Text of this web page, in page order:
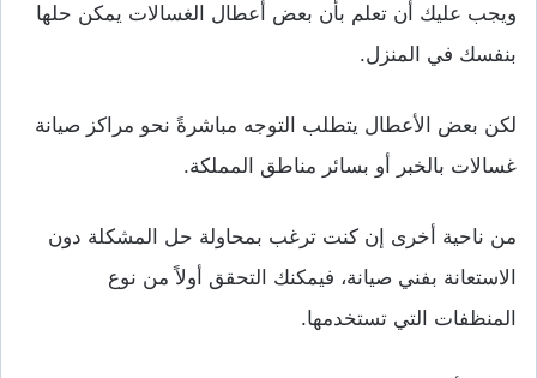
ويجب عليك أن تعلم بأن بعض أعطال الغسالات يمكن حلها
بنفسك في المنزل.
لكن بعض الأعطال يتطلب التوجه مباشرةً نحو مراكز صيانة
غسالات بالخبر أو بسائر مناطق المملكة.
من ناحية أخرى إن كنت ترغب بمحاولة حل المشكلة دون
الاستعانة بفني صيانة، فيمكنك التحقق أولاً من نوع
المنظفات التي تستخدمها.